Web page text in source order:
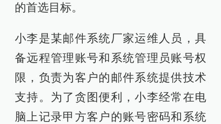
的首选目标。
小李是某邮件系统厂家运维人员，具
备远程管理账号和系统管理员账号权
限，负责为客户的邮件系统提供技术
支持。为了贪图便利，小李经常在电
脑上记录甲方客户的账号密码和系统